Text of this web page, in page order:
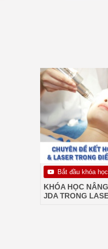
Bắt đầu khóa học
KHÓA HỌC
JDA TRONG